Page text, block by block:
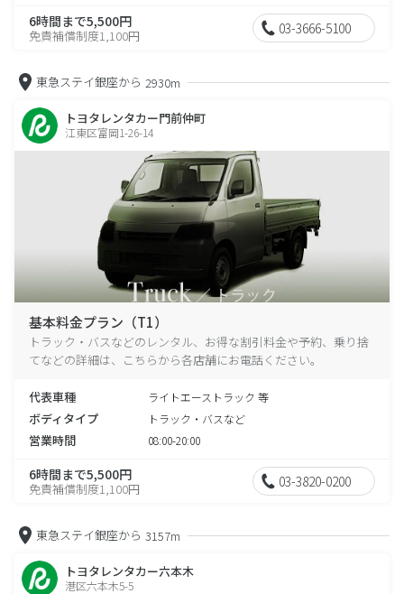
6時間まで5,500円
免責補償制度1,100円 03-3666-5100
東急ステイ銀座から 2930m
トヨタレンタカー門前仲町
江東区富岡1-26-14
基本料金プラン（T1）
トラック・バスなどのレンタル、お得な割引料金や予約、乗り捨
てなどの詳細は、こちらから各店舗にお電話ください。
代表車種 ライトエーストラック 等
ボディタイプ トラック・バスなど
営業時間 08:00-20:00
6時間まで5,500円
免責補償制度1,100円 03-3820-0200
東急ステイ銀座から 3157m
トヨタレンタカー六本木
港区六本木5-5